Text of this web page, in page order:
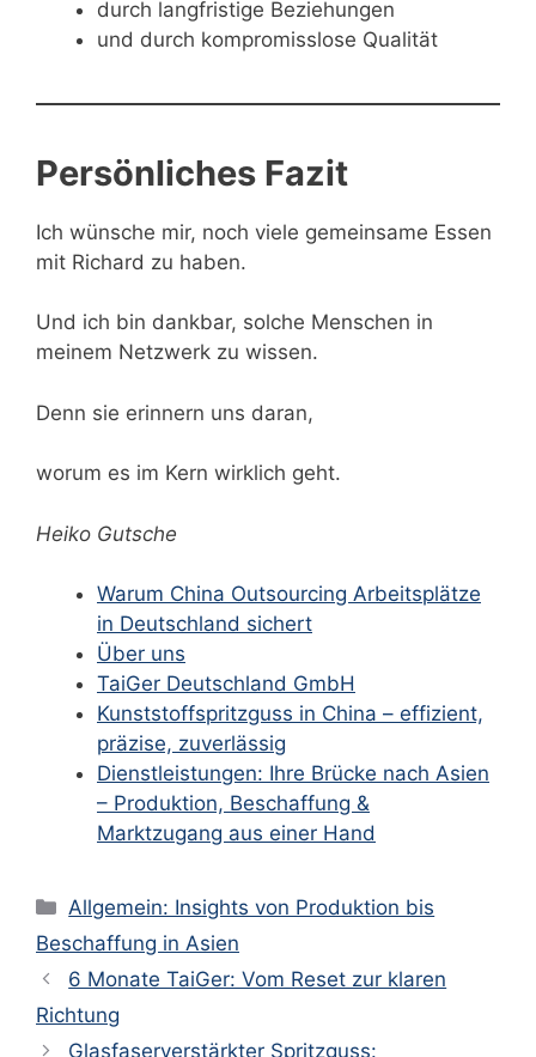
durch langfristige Beziehungen
und durch kompromisslose Qualität
Persönliches Fazit
Ich wünsche mir, noch viele gemeinsame Essen
mit Richard zu haben.
Und ich bin dankbar, solche Menschen in
meinem Netzwerk zu wissen.
Denn sie erinnern uns daran,
worum es im Kern wirklich geht.
Heiko Gutsche
Warum China Outsourcing Arbeitsplätze
in Deutschland sichert
Über uns
TaiGer Deutschland GmbH
Kunststoffspritzguss in China – effizient,
präzise, zuverlässig
Dienstleistungen: Ihre Brücke nach Asien
– Produktion, Beschaffung &
Marktzugang aus einer Hand
Kategorien
Allgemein: Insights von Produktion bis
Beschaffung in Asien
6 Monate TaiGer: Vom Reset zur klaren
Richtung
Glasfaserverstärkter Spritzguss: